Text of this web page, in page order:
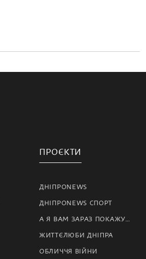
ПРОЄКТИ
ДНІПРОNEWS
ДНІПРОNEWS СПОРТ
А Я ВАМ ЗАРАЗ ПОКАЖУ…
ЖИТТЄЛЮБИ ДНІПРА
ОБЛИЧЧЯ ВІЙНИ